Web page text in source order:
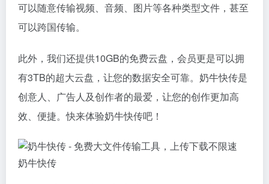
可以随意传输视频、音频、图片等各种类型文件，甚至
可以跨国传输。
此外，我们还提供10GB的免费云盘，会员更是可以拥
有3TB的超大云盘，让您的数据安全可靠。奶牛快传是
创意人、广告人及创作者的最爱，让您的创作更加高
效、便捷。快来体验奶牛快传吧！
奶牛快传